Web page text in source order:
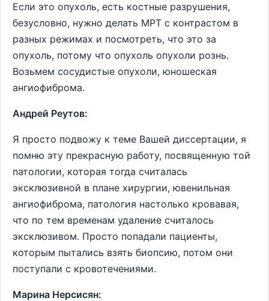
Если это опухоль, есть костные разрушения,
безусловно, нужно делать МРТ с контрастом в
разных режимах и посмотреть, что это за
опухоль, потому что опухоль опухоли рознь.
Возьмем сосудистые опухоли, юношеская
ангиофиброма.
Андрей Реутов:
Я просто подвожу к теме Вашей диссертации, я
помню эту прекрасную работу, посвященную той
патологии, которая тогда считалась
эксклюзивной в плане хирургии, ювенильная
ангиофиброма, патология настолько кровавая,
что по тем временам удаление считалось
эксклюзивом. Просто попадали пациенты,
которым пытались взять биопсию, потом они
поступали с кровотечениями.
Марина Нерсисян: